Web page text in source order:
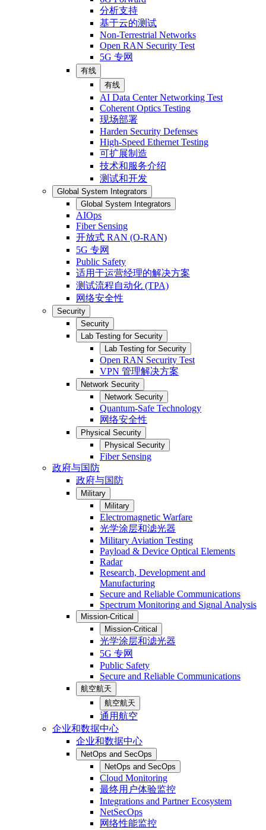
分析支持
基于云的测试
Non-Terrestrial Networks
Open RAN Security Test
5G 专网
有线
有线
AI Data Center Networking Test
Coherent Optics Testing
现场部署
Harden Security Defenses
High-Speed Ethernet Testing
可扩展制造
技术和服务介绍
测试和开发
Global System Integrators
Global System Integrators
AIOps
Fiber Sensing
开放式 RAN (O-RAN)
5G 专网
Public Safety
适用于运营经理的解决方案
测试流程自动化 (TPA)
网络安全性
Security
Security
Lab Testing for Security
Lab Testing for Security
Open RAN Security Test
VPN 管理解决方案
Network Security
Network Security
Quantum-Safe Technology
网络安全性
Physical Security
Physical Security
Fiber Sensing
政府与国防
政府与国防
Military
Military
Electromagnetic Warfare
光学涂层和滤光器
Military Aviation Testing
Payload & Device Optical Elements
Radar
Research, Development and
Manufacturing
Secure and Reliable Communications
Spectrum Monitoring and Signal Analysis
Mission-Critical
Mission-Critical
光学涂层和滤光器
5G 专网
Public Safety
Secure and Reliable Communications
航空航天
航空航天
通用航空
企业和数据中心
企业和数据中心
NetOps and SecOps
NetOps and SecOps
Cloud Monitoring
最终用户体验监控
Integrations and Partner Ecosystem
NetSecOps
网络性能监控